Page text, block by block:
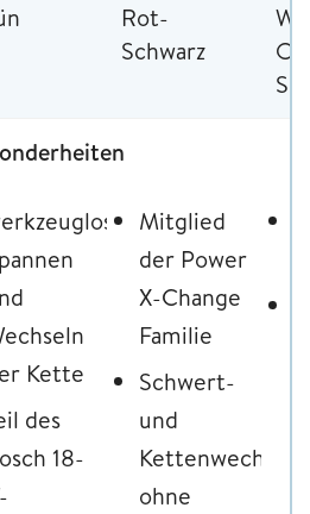
Rot-
Schwarz
Kette
des
18-
Mitglied
der Power
X-Change
Familie
Schwert-
und
Kettenwechsel
ohne